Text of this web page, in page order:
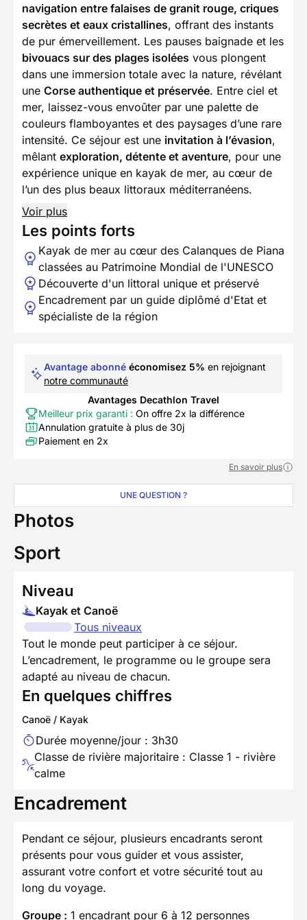
navigation entre falaises de granit rouge, criques
secrètes et eaux cristallines, offrant des instants
de pur émerveillement. Les pauses baignade et les
bivouacs sur des plages isolées vous plongent
dans une immersion totale avec la nature, révélant
une Corse authentique et préservée. Entre ciel et
mer, laissez-vous envoûter par une palette de
couleurs flamboyantes et des paysages d’une rare
intensité. Ce séjour est une invitation à l’évasion,
mêlant exploration, détente et aventure, pour une
expérience unique en kayak de mer, au cœur de
l’un des plus beaux littoraux méditerranéens.
Voir plus
Les points forts
Kayak de mer au cœur des Calanques de Piana
classées au Patrimoine Mondial de l'UNESCO
Découverte d'un littoral unique et préservé
Encadrement par un guide diplômé d'Etat et
spécialiste de la région
Avantage abonné économisez 5% en rejoignant
notre communauté
Avantages Decathlon Travel
Meilleur prix garanti : On offre 2x la différence
Annulation gratuite à plus de 30j
Paiement en 2x
En savoir plus
UNE QUESTION ?
Photos
Sport
Niveau
Kayak et Canoë
Tous niveaux
Tout le monde peut participer à ce séjour.
L’encadrement, le programme ou le groupe sera
adapté au niveau de chacun.
En quelques chiffres
Canoë / Kayak
Durée moyenne/jour : 3h30
Classe de rivière majoritaire : Classe 1 - rivière
calme
Encadrement
Pendant ce séjour, plusieurs encadrants seront
présents pour vous guider et vous assister,
assurant votre confort et votre sécurité tout au
long du voyage.
Groupe : 1 encadrant pour 6 à 12 personnes